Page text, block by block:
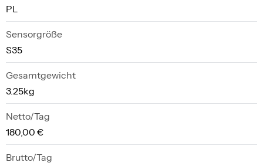
PL
Sensorgröße
S35
Gesamtgewicht
3.25kg
Netto/Tag
180,00 €
Brutto/Tag